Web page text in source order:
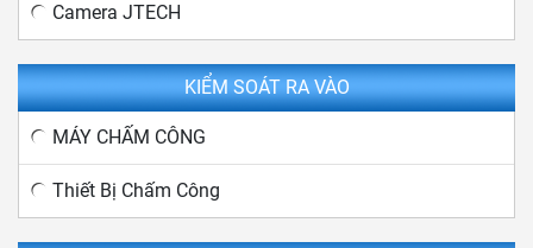
Camera JTECH
KIỂM SOÁT RA VÀO
MÁY CHẤM CÔNG
Thiết Bị Chấm Công